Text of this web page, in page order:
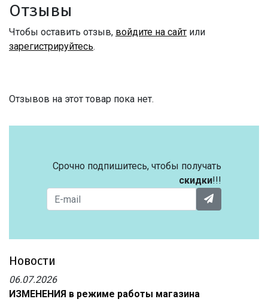
Отзывы
Чтобы оставить отзыв, войдите на сайт или
зарегистрируйтесь.
Отзывов на этот товар пока нет.
Срочно подпишитесь, чтобы получать
скидки!!!
Новости
06.07.2026
ИЗМЕНЕНИЯ в режиме работы магазина